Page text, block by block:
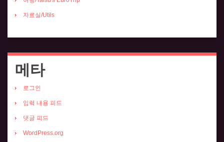
자료실/Utils
메타
로그인
입력 내용 피드
댓글 피드
WordPress.org